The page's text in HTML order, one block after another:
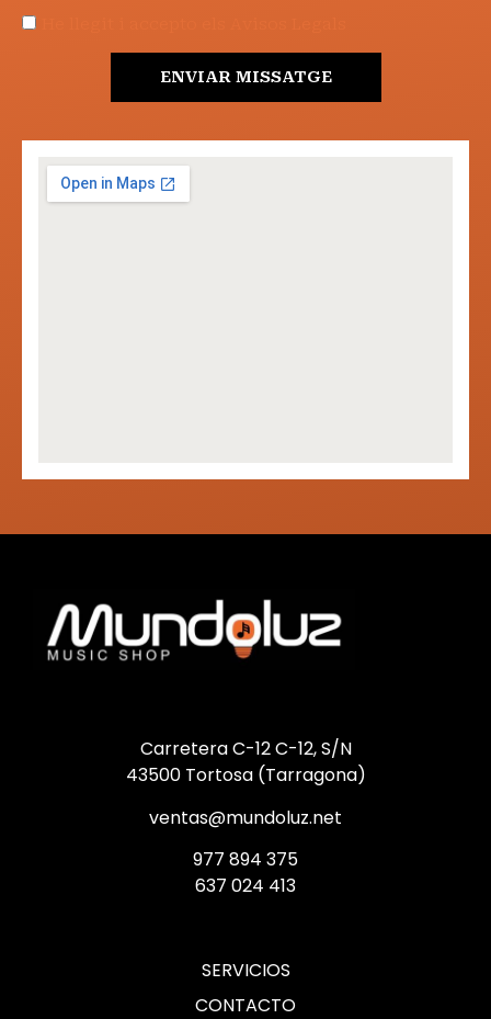
ENVIAR MISSATGE
Carretera C-12 C-12, S/N
43500 Tortosa (Tarragona)
ventas@mundoluz.net
977 894 375
637 024 413
SERVICIOS
CONTACTO